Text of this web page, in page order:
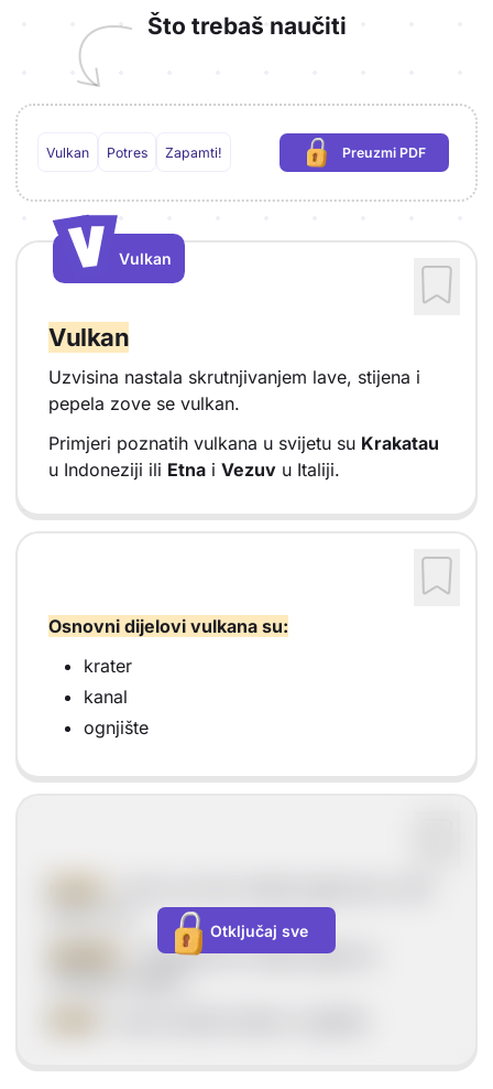
Što trebaš naučiti
Vulkan Potres Zapamti! Preuzmi PDF
(potrebna prijava)
V
V
Vulkan
Vulkan
Uzvisina nastala skrutnjivanjem lave, stijena i
pepela zove se vulkan.
Primjeri poznatih vulkana u svijetu su Krakatau
u Indoneziji ili Etna i Vezuv u Italiji.
Osnovni dijelovi vulkana su:
krater
kanal
ognjište
- najdublji dio vulkana gdje se
Otključaj sve